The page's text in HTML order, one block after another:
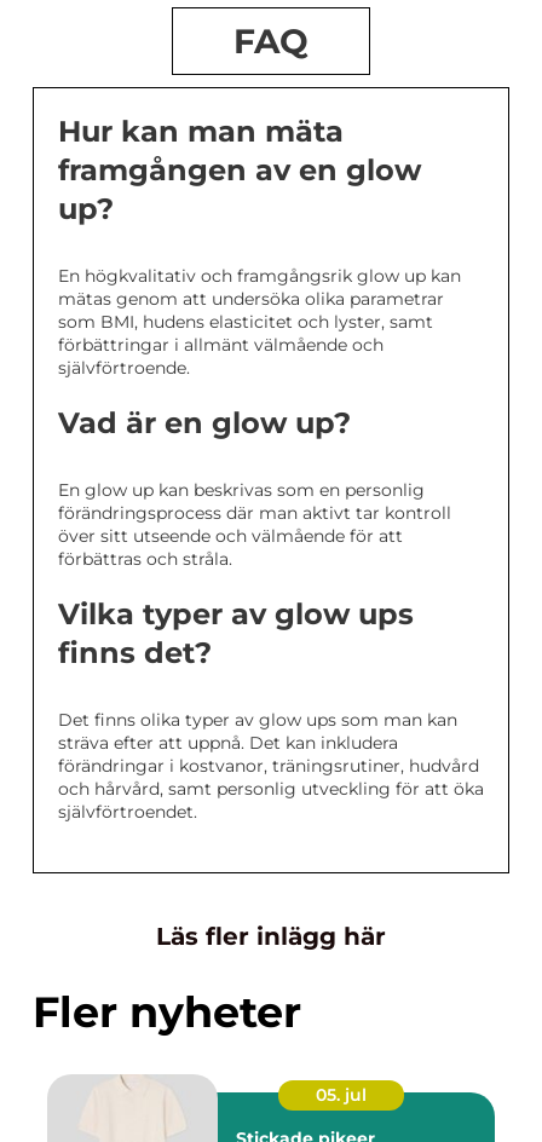
FAQ
Hur kan man mäta
framgången av en glow
up?
En högkvalitativ och framgångsrik glow up kan
mätas genom att undersöka olika parametrar
som BMI, hudens elasticitet och lyster, samt
förbättringar i allmänt välmående och
självförtroende.
Vad är en glow up?
En glow up kan beskrivas som en personlig
förändringsprocess där man aktivt tar kontroll
över sitt utseende och välmående för att
förbättras och stråla.
Vilka typer av glow ups
finns det?
Det finns olika typer av glow ups som man kan
sträva efter att uppnå. Det kan inkludera
förändringar i kostvanor, träningsrutiner, hudvård
och hårvård, samt personlig utveckling för att öka
självförtroendet.
Läs fler inlägg här
Fler nyheter
05. jul